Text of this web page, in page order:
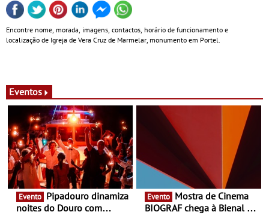
Encontre nome, morada, imagens, contactos, horário de funcionamento e
localização de Igreja de Vera Cruz de Marmelar, monumento em Portel.
Eventos
Evento
noites do Douro com
Evento
BIOGRAF chega à Bienal de